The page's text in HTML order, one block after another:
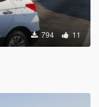
794 11